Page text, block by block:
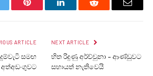
Pinterest LinkedInReddit Email
ARTICLE
සමඟ
NEXT ARTICLE
හිත රිදුණු අර්ච්චුනා – ආණ්ඩුවට
සහායත් නැතිවෙයි